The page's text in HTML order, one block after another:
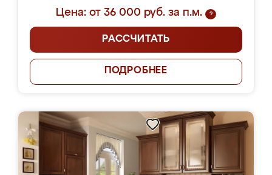
Цена: от 36 000 руб. за п.м.
?
РАССЧИТАТЬ
ПОДРОБНЕЕ